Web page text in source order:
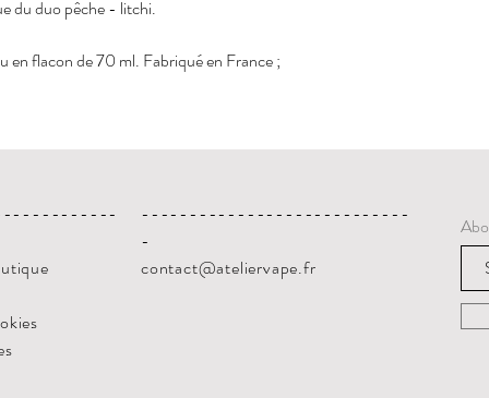
du duo pêche - litchi.
en flacon de 70 ml. Fabriqué en France ;
----------------------------
-
contact@ateliervape.fr